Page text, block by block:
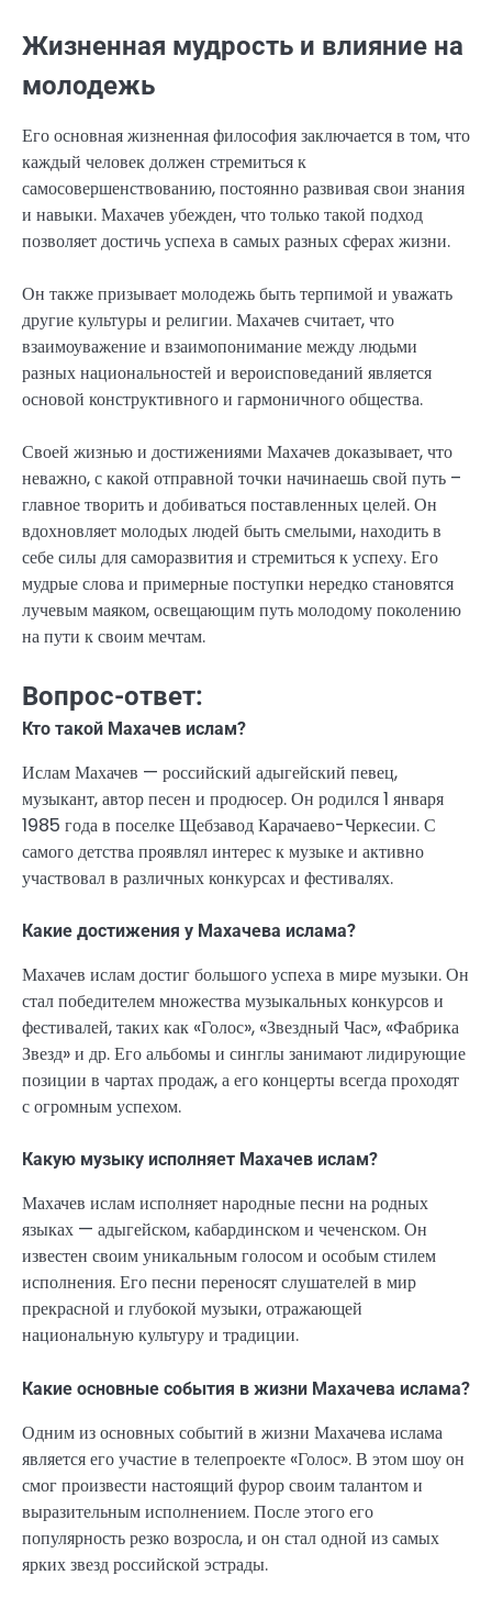
Жизненная мудрость и влияние на
молодежь
Его основная жизненная философия заключается в том, что
каждый человек должен стремиться к
самосовершенствованию, постоянно развивая свои знания
и навыки. Махачев убежден, что только такой подход
позволяет достичь успеха в самых разных сферах жизни.
Он также призывает молодежь быть терпимой и уважать
другие культуры и религии. Махачев считает, что
взаимоуважение и взаимопонимание между людьми
разных национальностей и вероисповеданий является
основой конструктивного и гармоничного общества.
Своей жизнью и достижениями Махачев доказывает, что
неважно, с какой отправной точки начинаешь свой путь –
главное творить и добиваться поставленных целей. Он
вдохновляет молодых людей быть смелыми, находить в
себе силы для саморазвития и стремиться к успеху. Его
мудрые слова и примерные поступки нередко становятся
лучевым маяком, освещающим путь молодому поколению
на пути к своим мечтам.
Вопрос-ответ:
Кто такой Махачев ислам?
Ислам Махачев — российский адыгейский певец,
музыкант, автор песен и продюсер. Он родился 1 января
1985 года в поселке Щебзавод Карачаево-Черкесии. С
самого детства проявлял интерес к музыке и активно
участвовал в различных конкурсах и фестивалях.
Какие достижения у Махачева ислама?
Махачев ислам достиг большого успеха в мире музыки. Он
стал победителем множества музыкальных конкурсов и
фестивалей, таких как «Голос», «Звездный Час», «Фабрика
Звезд» и др. Его альбомы и синглы занимают лидирующие
позиции в чартах продаж, а его концерты всегда проходят
с огромным успехом.
Какую музыку исполняет Махачев ислам?
Махачев ислам исполняет народные песни на родных
языках — адыгейском, кабардинском и чеченском. Он
известен своим уникальным голосом и особым стилем
исполнения. Его песни переносят слушателей в мир
прекрасной и глубокой музыки, отражающей
национальную культуру и традиции.
Какие основные события в жизни Махачева ислама?
Одним из основных событий в жизни Махачева ислама
является его участие в телепроекте «Голос». В этом шоу он
смог произвести настоящий фурор своим талантом и
выразительным исполнением. После этого его
популярность резко возросла, и он стал одной из самых
ярких звезд российской эстрады.